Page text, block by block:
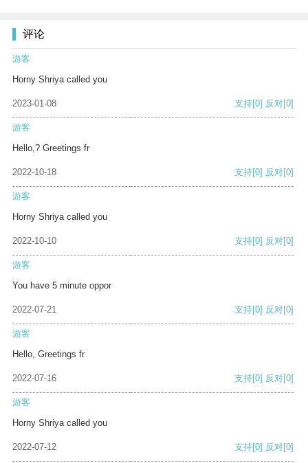
评论
游客
Horny Shriya called you
2023-01-08 支持[0] 反对[0]
游客
Hello,? Greetings fr
2022-10-18 支持[0] 反对[0]
游客
Horny Shriya called you
2022-10-10 支持[0] 反对[0]
游客
You have 5 minute oppor
2022-07-21 支持[0] 反对[0]
游客
Hello, Greetings fr
2022-07-16 支持[0] 反对[0]
游客
Horny Shriya called you
2022-07-12 支持[0] 反对[0]